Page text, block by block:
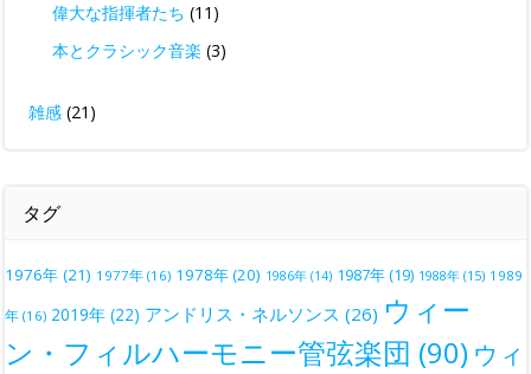
偉大な指揮者たち (11)
本とクラシック音楽 (3)
雑感 (21)
タグ
1976年 (21) 1977年 (16) 1978年(20) 1986年 (14) 1987年(19) 1988年 (15) 1989
年 (16) 2019年 (22) アンドリス・ネルソンス (26) ウィー
ン・フィルハーモニー管弦楽団 (90) ウィ